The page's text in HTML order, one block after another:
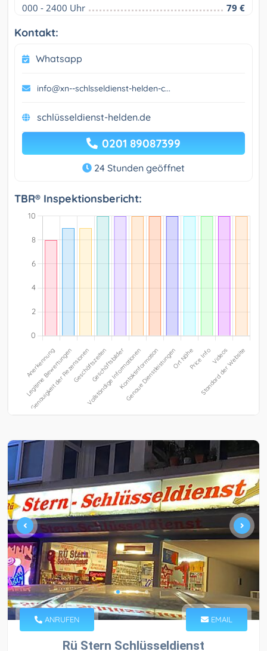
000 - 2400 Uhr 79 €
Kontakt:
Whatsapp
info@xn--schlsseldienst-helden-c...
schlüsseldienst-helden.de
0201 89087399
24 Stunden geöffnet
TBR® Inspektionsbericht:
ANRUFEN EMAIL
Rü Stern Schlüsseldienst